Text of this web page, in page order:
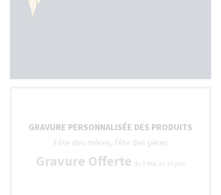
GRAVURE PERSONNALISÉE DES PRODUITS
Fête des mères, fête des pères
Gravure Offerte du 8 Mai au 30 juin